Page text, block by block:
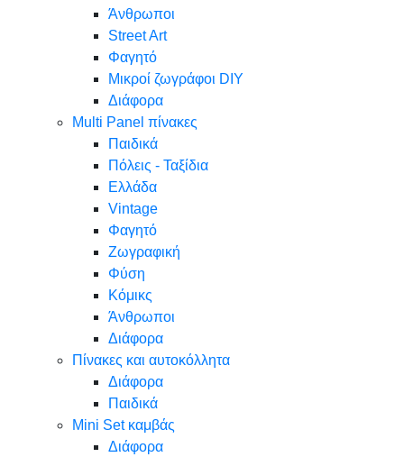
Άνθρωποι
Street Art
Φαγητό
Μικροί ζωγράφοι DIY
Διάφορα
Multi Panel πίνακες
Παιδικά
Πόλεις - Ταξίδια
Ελλάδα
Vintage
Φαγητό
Ζωγραφική
Φύση
Κόμικς
Άνθρωποι
Διάφορα
Πίνακες και αυτοκόλλητα
Διάφορα
Παιδικά
Mini Set καμβάς
Διάφορα